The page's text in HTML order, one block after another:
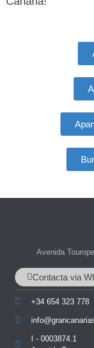
Avenida
Contacta via
+34 654 323 778
I - 0003874.1